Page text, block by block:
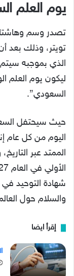
يوم العلم السعودي
تصدر وسم
ليكون يوم العلم
السعودي”.
حيث سيحتفل
اليوم من كل عام
الممتد عبر
شهادة التوحيد
والسلام حول
إقرأ ايضا